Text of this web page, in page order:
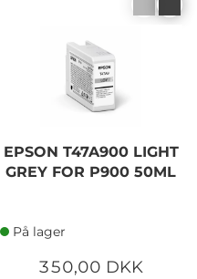
EPSON T47A900 LIGHT
GREY FOR P900 50ML
På lager
350,00 DKK